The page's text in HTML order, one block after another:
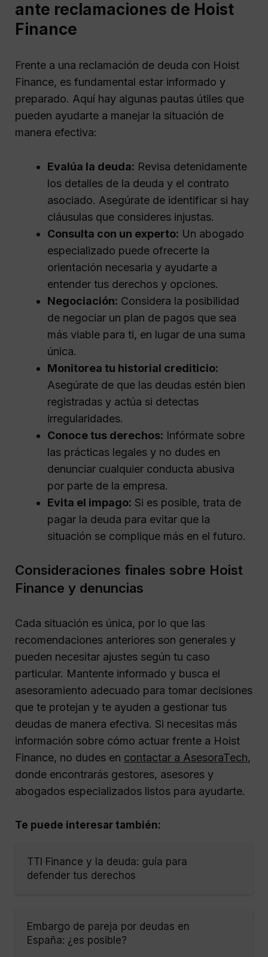
ante reclamaciones de Hoist
Finance
Frente a una reclamación de deuda con Hoist
Finance, es fundamental estar informado y
preparado. Aquí hay algunas pautas útiles que
pueden ayudarte a manejar la situación de
manera efectiva:
Evalúa la deuda: Revisa detenidamente
los detalles de la deuda y el contrato
asociado. Asegúrate de identificar si hay
cláusulas que consideres injustas.
Consulta con un experto: Un abogado
especializado puede ofrecerte la
orientación necesaria y ayudarte a
entender tus derechos y opciones.
Negociación: Considera la posibilidad
de negociar un plan de pagos que sea
más viable para ti, en lugar de una suma
única.
Monitorea tu historial crediticio:
Asegúrate de que las deudas estén bien
registradas y actúa si detectas
irregularidades.
Conoce tus derechos: Infórmate sobre
las prácticas legales y no dudes en
denunciar cualquier conducta abusiva
por parte de la empresa.
Evita el impago: Si es posible, trata de
pagar la deuda para evitar que la
situación se complique más en el futuro.
Consideraciones finales sobre Hoist
Finance y denuncias
Cada situación es única, por lo que las
recomendaciones anteriores son generales y
pueden necesitar ajustes según tu caso
particular. Mantente informado y busca el
asesoramiento adecuado para tomar decisiones
que te protejan y te ayuden a gestionar tus
deudas de manera efectiva. Si necesitas más
información sobre cómo actuar frente a Hoist
Finance, no dudes en contactar a AsesoraTech,
donde encontrarás gestores, asesores y
abogados especializados listos para ayudarte.
Te puede interesar también:
TTI Finance y la deuda: guía para
defender tus derechos
Embargo de pareja por deudas en
España: ¿es posible?